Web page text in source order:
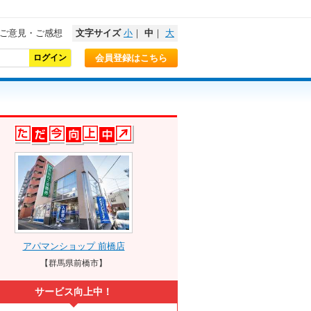
ご意見・ご感想 文字サイズ 小 ｜ 中 ｜ 大
会員登録はこちら
アパマンショップ 前橋店
【群馬県前橋市】
サービス向上中！